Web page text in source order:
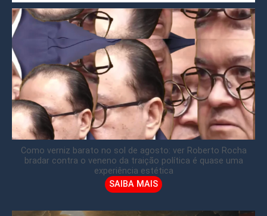
Como verniz barato no sol de agosto: ver Roberto Rocha
bradar contra o veneno da traição política é quase uma
experiência estética
SAIBA MAIS